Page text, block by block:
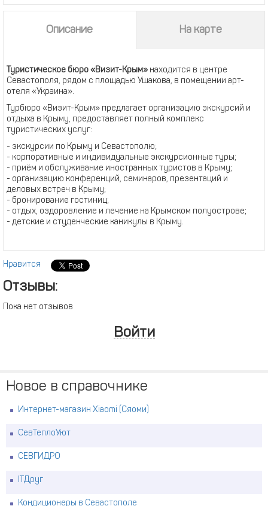
Описание На карте
Туристическое бюро «Визит-Крым» находится в центре
Севастополя, рядом с площадью Ушакова, в помещении арт-
отеля «Украина».
Турбюро «Визит-Крым» предлагает организацию экскурсий и
отдыха в Крыму, предоставляет полный комплекс
туристических услуг:
- экскурсии по Крыму и Севастополю;
- корпоративные и индивидуальные экскурсионные туры;
- приём и обслуживание иностранных туристов в Крыму;
- организацию конференций, семинаров, презентаций и
деловых встреч в Крыму;
- бронирование гостиниц;
- отдых, оздоровление и лечение на Крымском полуострове;
- детские и студенческие каникулы в Крыму.
Нравится
Отзывы:
Пока нет отзывов
Войти
Новое в справочнике
Интернет-магазин Xiaomi (Сяоми)
СевТеплоУют
СЕВГИДРО
ITДруг
Кондиционеры в Севастополе